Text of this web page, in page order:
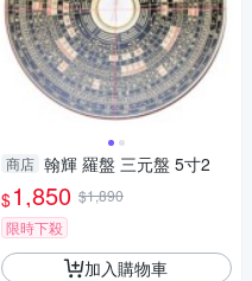
商店 翰輝 羅盤 三元盤 5寸2
$1,850 $1,890
限時下殺
加入購物車